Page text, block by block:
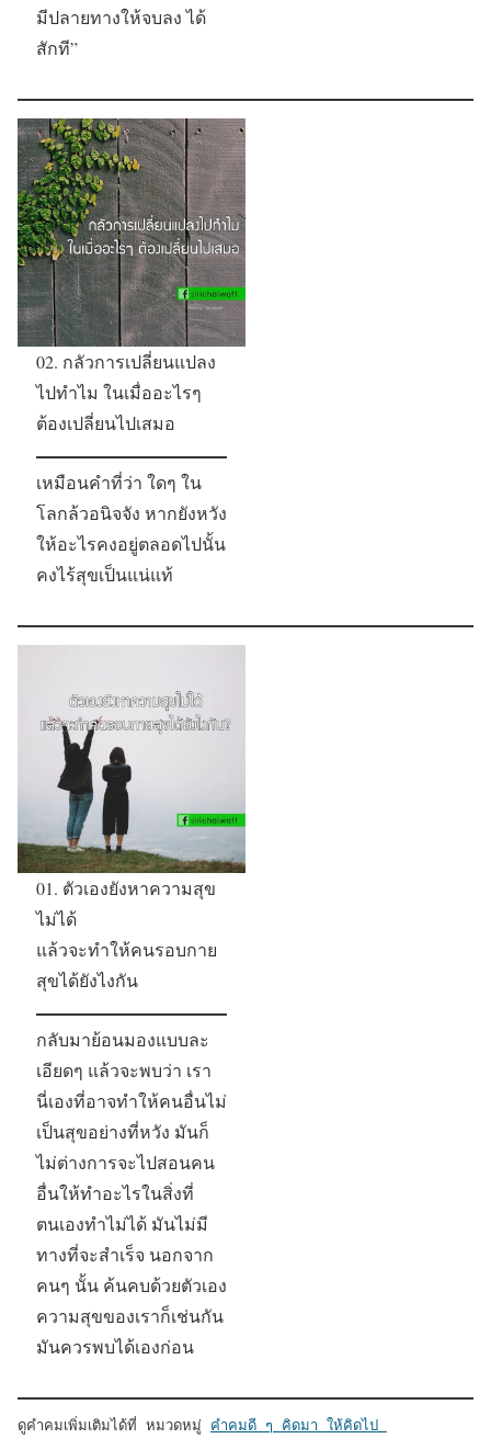
มีปลายทางให้จบลง ได้
สักที”
02. กลัวการเปลี่ยนแปลง
ไปทำไม ในเมื่ออะไรๆ
ต้องเปลี่ยนไปเสมอ
เหมือนคำที่ว่า ใดๆ ใน
โลกล้วอนิจจัง หากยังหวัง
ให้อะไรคงอยู่ตลอดไปนั้น
คงไร้สุขเป็นแน่แท้
01. ตัวเองยังหาความสุข
ไม่ได้
แล้วจะทำให้คนรอบกาย
สุขได้ยังไงกัน
กลับมาย้อนมองแบบละ
เอียดๆ แล้วจะพบว่า เรา
นี่เองที่อาจทำให้คนอื่นไม่
เป็นสุขอย่างที่หวัง มันก็
ไม่ต่างการจะไปสอนคน
อื่นให้ทำอะไรในสิ่งที่
ตนเองทำไม่ได้ มันไม่มี
ทางที่จะสำเร็จ นอกจาก
คนๆ นั้น ค้นคบด้วยตัวเอง
ความสุขของเราก็เช่นกัน
มันควรพบได้เองก่อน
ดูคำคมเพิ่มเติมได้ที่ หมวดหมู่ คำคมดี ๆ คิดมา ให้คิดไป